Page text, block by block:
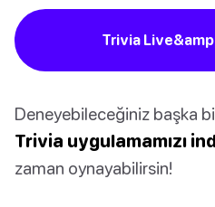
Trivia
Deneyebileceğiniz başka
Trivia uygulamamızı
zaman oynayabilirsin!